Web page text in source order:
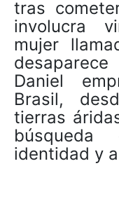
tras
involucra
mujer
Daniel
Brasil,
tierras
identidad y